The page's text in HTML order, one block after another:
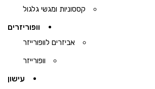
קססוניות ומגשי גלגול
וופוריזרים
אביזרים לוופורייזר
וופורייזר
עישון